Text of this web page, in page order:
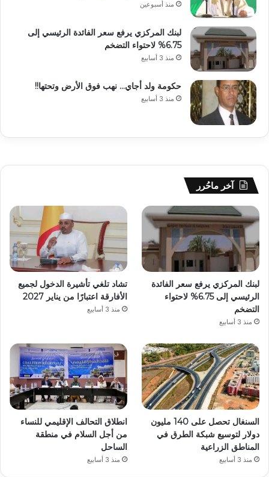
منذ أسبوعين
لبنك المركزي يرفع سعر الفائدة الرئيسي إلى
6.75% لاحتواء التضخم
منذ 3 أسابيع
حكومة ولد أجاي… نهب فوق الأرض وتحتها!!
منذ 3 أسابيع
آخر ماحُرر
لبنك المركزي يرفع سعر الفائدة
الرئيسي إلى 6.75% لاحتواء
التضخم
منذ 3 أسابيع
تشاد تلغي تأشيرة الدخول لجميع
الأفارقة اعتبارًا من يناير 2027
منذ 3 أسابيع
السنغال تحصل على 140 مليون
دولار لتوسيع شبكة الطرق في
المناطق الزراعية
منذ 3 أسابيع
انطلاق التحالف الإقليمي للنساء
من أجل السلام في منطقة
الساحل
منذ 3 أسابيع